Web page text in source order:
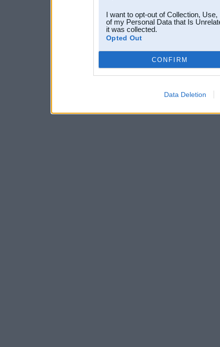
I want to opt-out of Collection,
of my Personal Data that Is
it was collected.
Opted Out
CONFIRM
Data Deletion